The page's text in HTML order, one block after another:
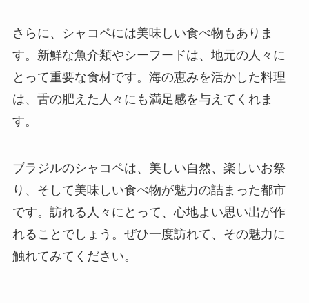
さらに、シャコペには美味しい食べ物もありま
す。新鮮な魚介類やシーフードは、地元の人々に
とって重要な食材です。海の恵みを活かした料理
は、舌の肥えた人々にも満足感を与えてくれま
す。
ブラジルのシャコペは、美しい自然、楽しいお祭
り、そして美味しい食べ物が魅力の詰まった都市
です。訪れる人々にとって、心地よい思い出が作
れることでしょう。ぜひ一度訪れて、その魅力に
触れてみてください。